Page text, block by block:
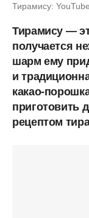
Тирамису:
Тирамису —
получается
шарм ему
и
какао-
приготовить
рецептом